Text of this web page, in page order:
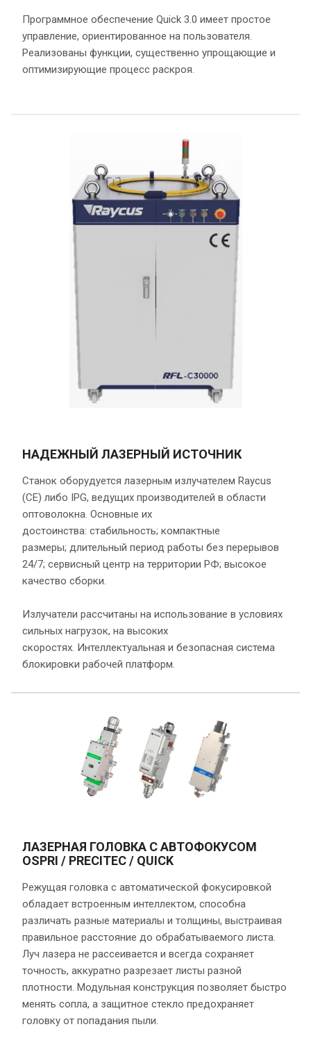
Программное обеспечение Quick 3.0 имеет простое
управление, ориентированное на пользователя.
Реализованы функции, существенно упрощающие и
оптимизирующие процесс раскроя.
НАДЕЖНЫЙ ЛАЗЕРНЫЙ ИСТОЧНИК
Станок оборудуется лазерным излучателем Raycus
(СЕ) либо IPG, ведущих производителей в области
оптоволокна. Основные их
достоинства: стабильность; компактные
размеры; длительный период работы без перерывов
24/7; сервисный центр на территории РФ; высокое
качество сборки.
Излучатели рассчитаны на использование в условиях
сильных нагрузок, на высоких
скоростях. Интеллектуальная и безопасная система
блокировки рабочей платформ.
ЛАЗЕРНАЯ ГОЛОВКА С АВТОФОКУСОМ
OSPRI / PRECITEC / QUICK
Режущая головка с автоматической фокусировкой
обладает встроенным интеллектом, способна
различать разные материалы и толщины, выстраивая
правильное расстояние до обрабатываемого листа.
Луч лазера не рассеивается и всегда сохраняет
точность, аккуратно разрезает листы разной
плотности. Модульная конструкция позволяет быстро
менять сопла, а защитное стекло предохраняет
головку от попадания пыли.